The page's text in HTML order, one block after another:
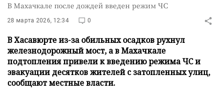
В Махачкале после дождей введен режим ЧС
28 марта 2026, 12:34 0
В Хасавюрте из-за обильных осадков рухнул
железнодорожный мост, а в Махачкале
подтопления привели к введению режима ЧС и
эвакуации десятков жителей с затопленных улиц,
сообщают местные власти.